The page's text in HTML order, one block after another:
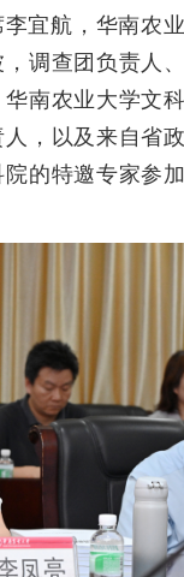
宜航，华南农业
调查团负责人、
南农业大学文科
，以及来自省政
的特邀专家参加